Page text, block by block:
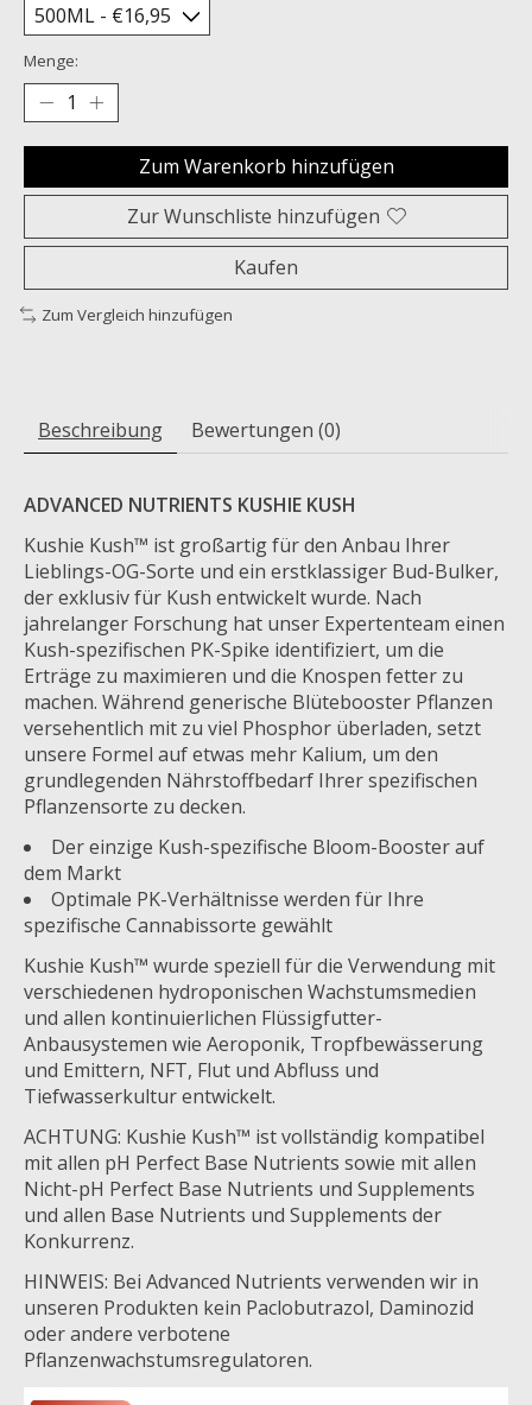
Menge:
Zum Warenkorb hinzufügen
Zur Wunschliste hinzufügen
Kaufen
Zum Vergleich hinzufügen
Beschreibung Bewertungen (0)
ADVANCED NUTRIENTS KUSHIE KUSH
Kushie Kush™ ist großartig für den Anbau Ihrer
Lieblings-OG-Sorte und ein erstklassiger Bud-Bulker,
der exklusiv für Kush entwickelt wurde. Nach
jahrelanger Forschung hat unser Expertenteam einen
Kush-spezifischen PK-Spike identifiziert, um die
Erträge zu maximieren und die Knospen fetter zu
machen. Während generische Blütebooster Pflanzen
versehentlich mit zu viel Phosphor überladen, setzt
unsere Formel auf etwas mehr Kalium, um den
grundlegenden Nährstoffbedarf Ihrer spezifischen
Pflanzensorte zu decken.
Der einzige Kush-spezifische Bloom-Booster auf
dem Markt
Optimale PK-Verhältnisse werden für Ihre
spezifische Cannabissorte gewählt
Kushie Kush™ wurde speziell für die Verwendung mit
verschiedenen hydroponischen Wachstumsmedien
und allen kontinuierlichen Flüssigfutter-
Anbausystemen wie Aeroponik, Tropfbewässerung
und Emittern, NFT, Flut und Abfluss und
Tiefwasserkultur entwickelt.
ACHTUNG: Kushie Kush™ ist vollständig kompatibel
mit allen pH Perfect Base Nutrients sowie mit allen
Nicht-pH Perfect Base Nutrients und Supplements
und allen Base Nutrients und Supplements der
Konkurrenz.
HINWEIS: Bei Advanced Nutrients verwenden wir in
unseren Produkten kein Paclobutrazol, Daminozid
oder andere verbotene
Pflanzenwachstumsregulatoren.